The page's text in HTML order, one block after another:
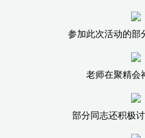
参加此次活动的部
老师在聚精会
部分同志还积极讨